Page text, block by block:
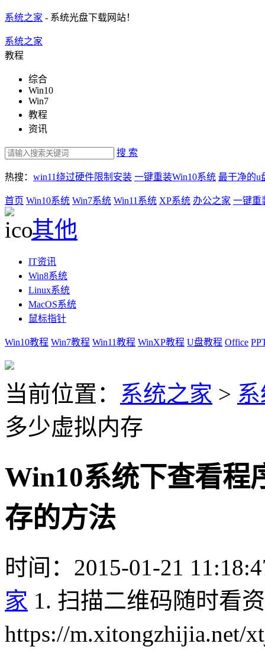
系统之家 - 系统光盘下载网站！
系统之家
教程
综合
Win10
Win7
教程
资讯
搜 索
热搜： win11绕过硬件限制安装 一键重装Win10系统 最干净的u
首页 Win10系统 Win7系统 Win11系统 XP系统 办公之家 一键重
其他
IT资讯
Win8系统
Linux系统
MacOS系统
鼠标指针
Win10教程 Win7教程 Win11教程 WinXP教程 U盘教程 Office
当前位置： 系统之家 >
多少虚拟内存
Win10系统下查看程
存的方法
时间：2015-01-21
家 1. 扫描二维码随时看
https://m.xitongzhijia.net/